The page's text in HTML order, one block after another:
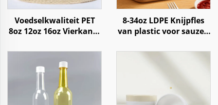
Voedselkwaliteit PET
8oz 12oz 16oz Vierkante
Sappen, Frisdrank,
Water, Koffie en
Yoghurt
8-34oz LDPE Knijpfles
van plastic voor sauzen
en hete chilisaus